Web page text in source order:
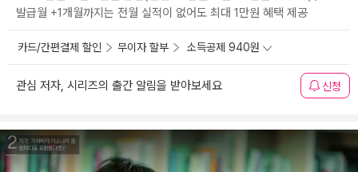
발급월 +1개월까지는 전월 실적이 없어도 최대 1만원 혜택 제공
카드/간편결제 할인 무이자 할부 소득공제 940원
관심 저자, 시리즈의 출간 알림을 받아보세요 신청